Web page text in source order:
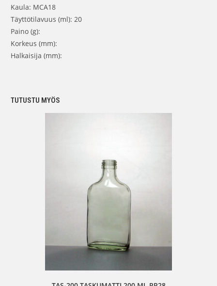
Kaula: MCA18
Täyttötilavuus (ml): 20
Paino (g):
Korkeus (mm):
Halkaisija (mm):
TUTUSTU MYÖS